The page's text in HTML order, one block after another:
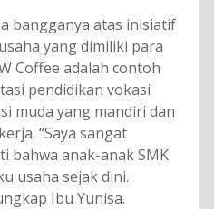
bangganya atas inisiatif
yang dimiliki para
Coffee adalah contoh
pendidikan vokasi
muda yang mandiri dan
“Saya sangat
bahwa anak-anak SMK
usaha sejak dini.
Ibu Yunisa.